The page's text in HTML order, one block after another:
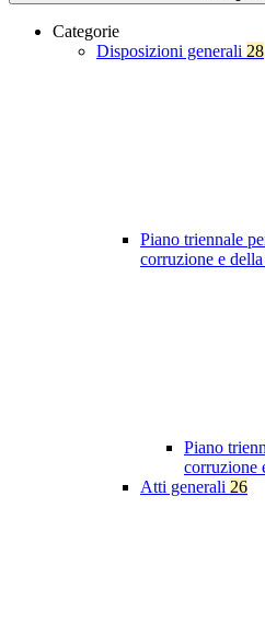
Categorie
Disposizioni generali 28
Piano triennale
corruzione e della
Piano
corruzione
Atti generali 26